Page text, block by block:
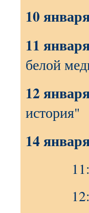
10
11
белой
12
14